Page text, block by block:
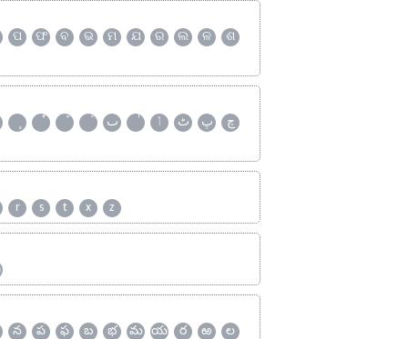
ପ ଫ ବ ଭ ମ ଯ ର ଲ ଳ
ଶ
ٮ ٲ ٹ پ
چ
r s t x z
న ప ఫ బ భ మ య ర ఱ
ల